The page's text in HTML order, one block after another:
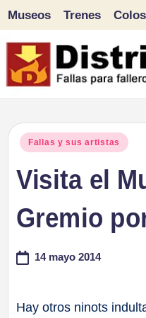
Saltar
al
Museos Trenes
Publicado
Fallas y sus artistas
Visita el
Gremio
14 mayo 2014
Hay otros ninots